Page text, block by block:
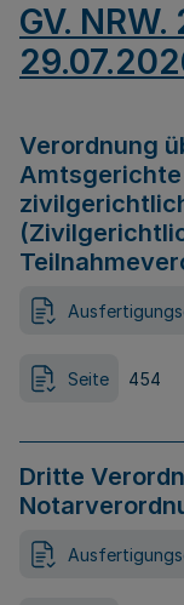
GV.
Verordnung
Amtsgerichte
Seite 454
Dritte